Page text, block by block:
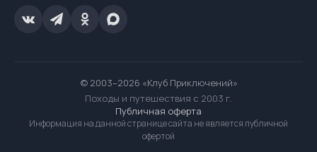
© 2003–2026 «Клуб Приключений»
Походы и путешествия с 2003 г.
Публичная оферта
Информация на данной странице сайта не является публичной
офертой